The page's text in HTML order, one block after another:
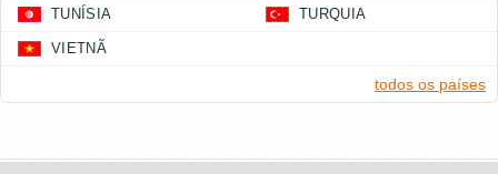
TUNÍSIA TURQUIA
VIETNÃ
todos os países